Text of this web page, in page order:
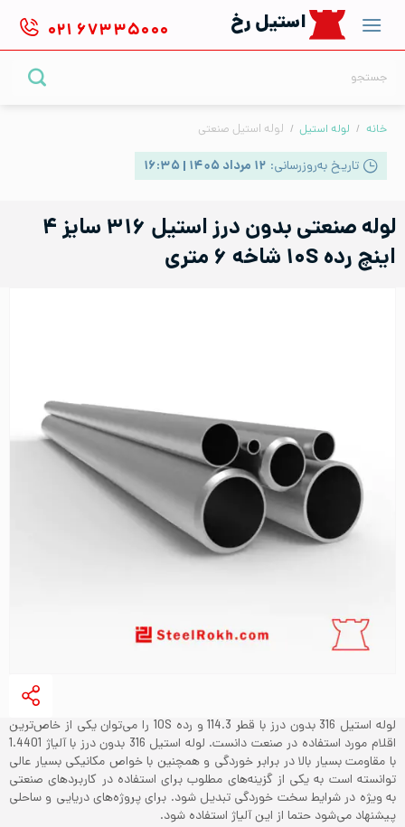
content
استیل رخ ۰۲۱ ۶۷۳۳۵۰۰۰
خانه / لوله استیل / لوله استیل صنعتی
تاریخ به‌روزرسانی: ۱۲ مرداد ۱۴۰۵ | ۱۶:۳۵
لوله صنعتی بدون درز استیل ۳۱۶ سایز ۴
اینچ رده ۱۰S شاخه ۶ متری
لوله استیل 316 بدون درز با قطر 114.3 و رده 10S را می‌توان یکی از خاص‌ترین
اقلام مورد استفاده در صنعت دانست. لوله استیل 316 بدون درز با آلیاژ 1.4401
با مقاومت بسیار بالا در برابر خوردگی و همچنین با خواص مکانیکی بسیار عالی
توانسته است به یکی از گزینه‌های مطلوب برای استفاده در کاربردهای صنعتی
به ویژه در شرایط سخت خوردگی تبدیل شود. برای پروژه‌های دریایی و ساحلی
پیشنهاد می‌شود حتما از این آلیاژ استفاده شود.